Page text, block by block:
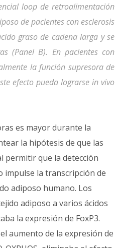
loop de retroalimentación
de pacientes con esclerosis
graso de cadena larga y se
(Panel B). En pacientes con
la función supresora de
efecto pueda lograrse in vivo
es mayor durante la
la hipótesis de que las
permitir que la detección
impulse la transcripción de
adiposo humano. Los
adiposo a varios ácidos
la expresión de FoxP3.
aumento de la expresión de